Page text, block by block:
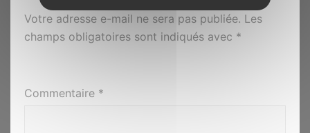
Votre adresse e-mail ne sera pas publiée. Les
champs obligatoires sont indiqués avec *
Commentaire *